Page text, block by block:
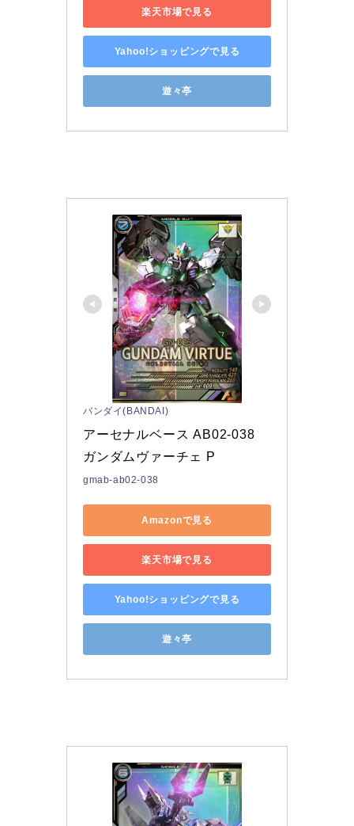
楽天市場で見る
Yahoo!ショッピングで見る
遊々亭
バンダイ(BANDAI)
アーセナルベース AB02-038
ガンダムヴァーチェ P
gmab-ab02-038
Amazonで見る
楽天市場で見る
Yahoo!ショッピングで見る
遊々亭